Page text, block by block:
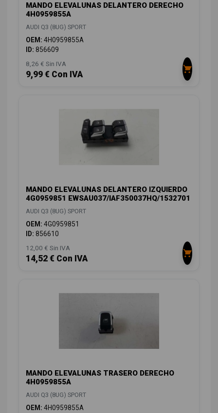
MANDO ELEVALUNAS DELANTERO DERECHO
4H0959855A
AUDI Q3 (8UG) SPORT
OEM: 4H0959855A
ID: 856609
8,26 € Sin IVA
9,99 € Con IVA
MANDO ELEVALUNAS DELANTERO IZQUIERDO
4G0959851 EWSAU037/IAF350037HQ/1532701
AUDI Q3 (8UG) SPORT
OEM: 4G0959851
ID: 856610
12,00 € Sin IVA
14,52 € Con IVA
MANDO ELEVALUNAS TRASERO DERECHO
4H0959855A
AUDI Q3 (8UG) SPORT
OEM: 4H0959855A